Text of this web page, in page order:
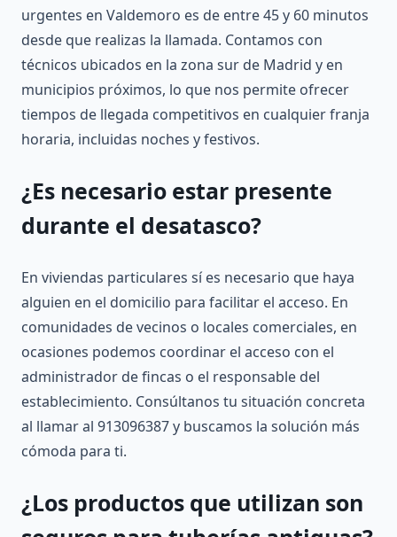
urgentes en Valdemoro es de entre 45 y 60 minutos
desde que realizas la llamada. Contamos con
técnicos ubicados en la zona sur de Madrid y en
municipios próximos, lo que nos permite ofrecer
tiempos de llegada competitivos en cualquier franja
horaria, incluidas noches y festivos.
¿Es necesario estar presente
durante el desatasco?
En viviendas particulares sí es necesario que haya
alguien en el domicilio para facilitar el acceso. En
comunidades de vecinos o locales comerciales, en
ocasiones podemos coordinar el acceso con el
administrador de fincas o el responsable del
establecimiento. Consúltanos tu situación concreta
al llamar al 913096387 y buscamos la solución más
cómoda para ti.
¿Los productos que utilizan son